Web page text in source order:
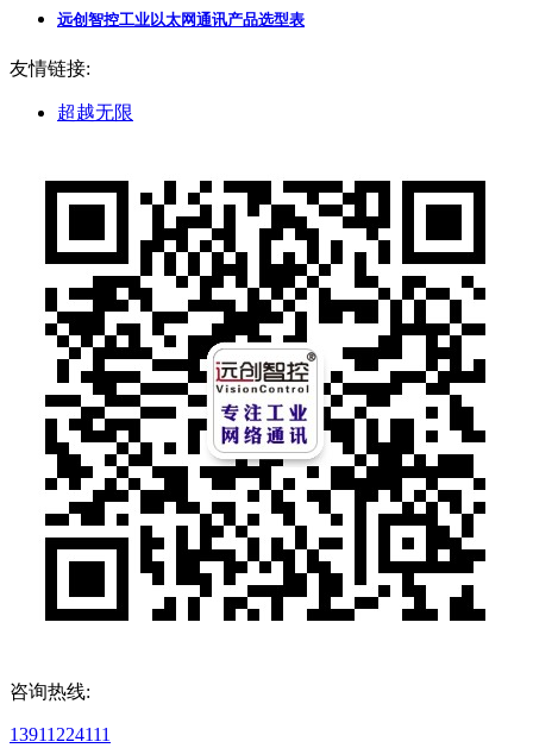
远创智控工业以太网通讯产品选型表
友情链接:
超越无限
咨询热线:
13911224111